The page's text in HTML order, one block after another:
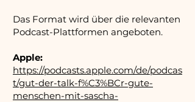
Das Format wird über die relevanten
Podcast-Plattformen angeboten.
Apple:
https://podcasts.apple.com/de/podcas
t/gut-der-talk-f%C3%BCr-gute-
menschen-mit-sascha-